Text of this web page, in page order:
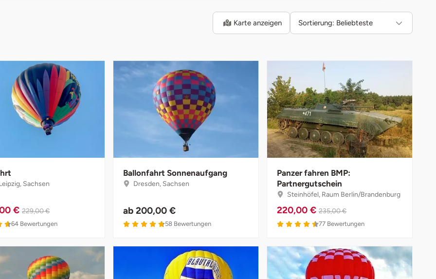
Karte anzeigen Sortierung: Beliebteste
Sachsen
€ 229,00 €
4.6 von 5
64 Bewertungen
Ballonfahrt Sonnenaufgang
Dresden, Sachsen
ab 200,00 €
4.7 von 5
58 Bewertungen
Panzer fahren BMP:
Partnergutschein
Steinhöfel, Raum Berlin/Brandenburg
220,00 € 235,00 €
4.5 von 5
77 Bewertungen